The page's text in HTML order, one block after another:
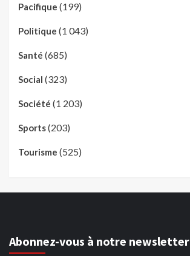
Pacifique (199)
Politique (1 043)
Santé (685)
Social (323)
Société (1 203)
Sports(203)
Tourisme (525)
Abonnez-vous à notre newsletter